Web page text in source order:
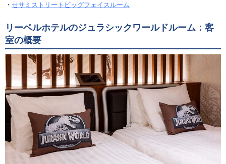
・ セサミストリートビッグフェイスルーム
リーベルホテルのジュラシックワールドルーム：客
室の概要